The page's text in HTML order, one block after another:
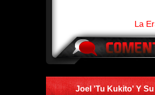
La
Joel 'Tu Kukito' Y